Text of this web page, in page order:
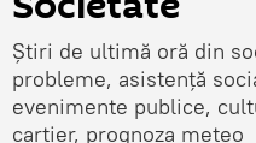
Știri de ultimă oră din
probleme, asistență
evenimente publice,
cartier, prognoza meteo